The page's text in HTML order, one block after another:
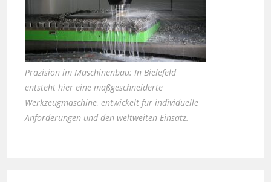
Präzision im Maschinenbau: In Bielefeld
entsteht hier eine maßgeschneiderte
Werkzeugmaschine, entwickelt für individuelle
Anforderungen und den weltweiten Einsatz.